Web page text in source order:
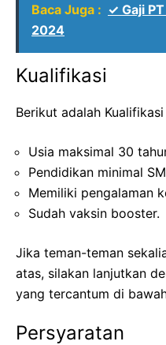
Baca Juga : ✓ Gaji
2024
Kualifikasi
Berikut adalah
Usia maksimal 30
Pendidikan minimal
Memiliki pengalaman
Sudah vaksin booster.
Jika teman-teman
atas, silakan lanjutkan
yang tercantum di
Persyaratan